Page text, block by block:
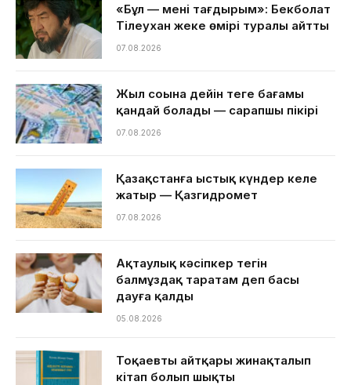
«Бұл — менің тағдырым»: Бекболат
Тілеухан жеке өмірі туралы айтты
07.08.2026
Жыл соңына дейін теңге бағамы
қандай болады — сарапшы пікірі
07.08.2026
Қазақстанға ыстық күндер келе
жатыр — Қазгидромет
07.08.2026
Ақтаулық кәсіпкер тегін
балмұздақ таратам деп басы
дауға қалды
05.08.2026
Тоқаевтың айтқары жинақталып
кітап болып шықты